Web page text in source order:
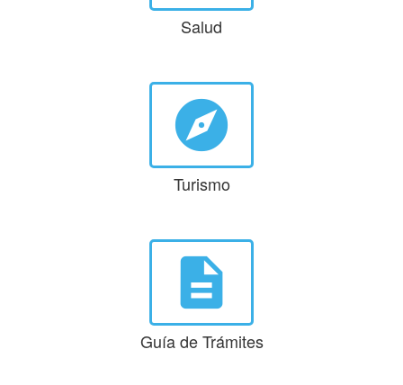
Salud
explore
Turismo
description
Guía de Trámites